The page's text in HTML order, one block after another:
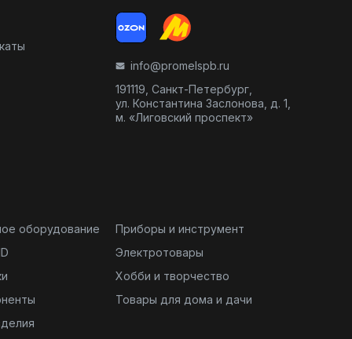
info@promelspb.ru
191119, Санкт-Петербург,
ул. Константина Заслонова, д. 1,
м. «Лиговский проспект»
оборудование
Приборы и инструмент
Электротовары
Хобби и творчество
Товары для дома и дачи